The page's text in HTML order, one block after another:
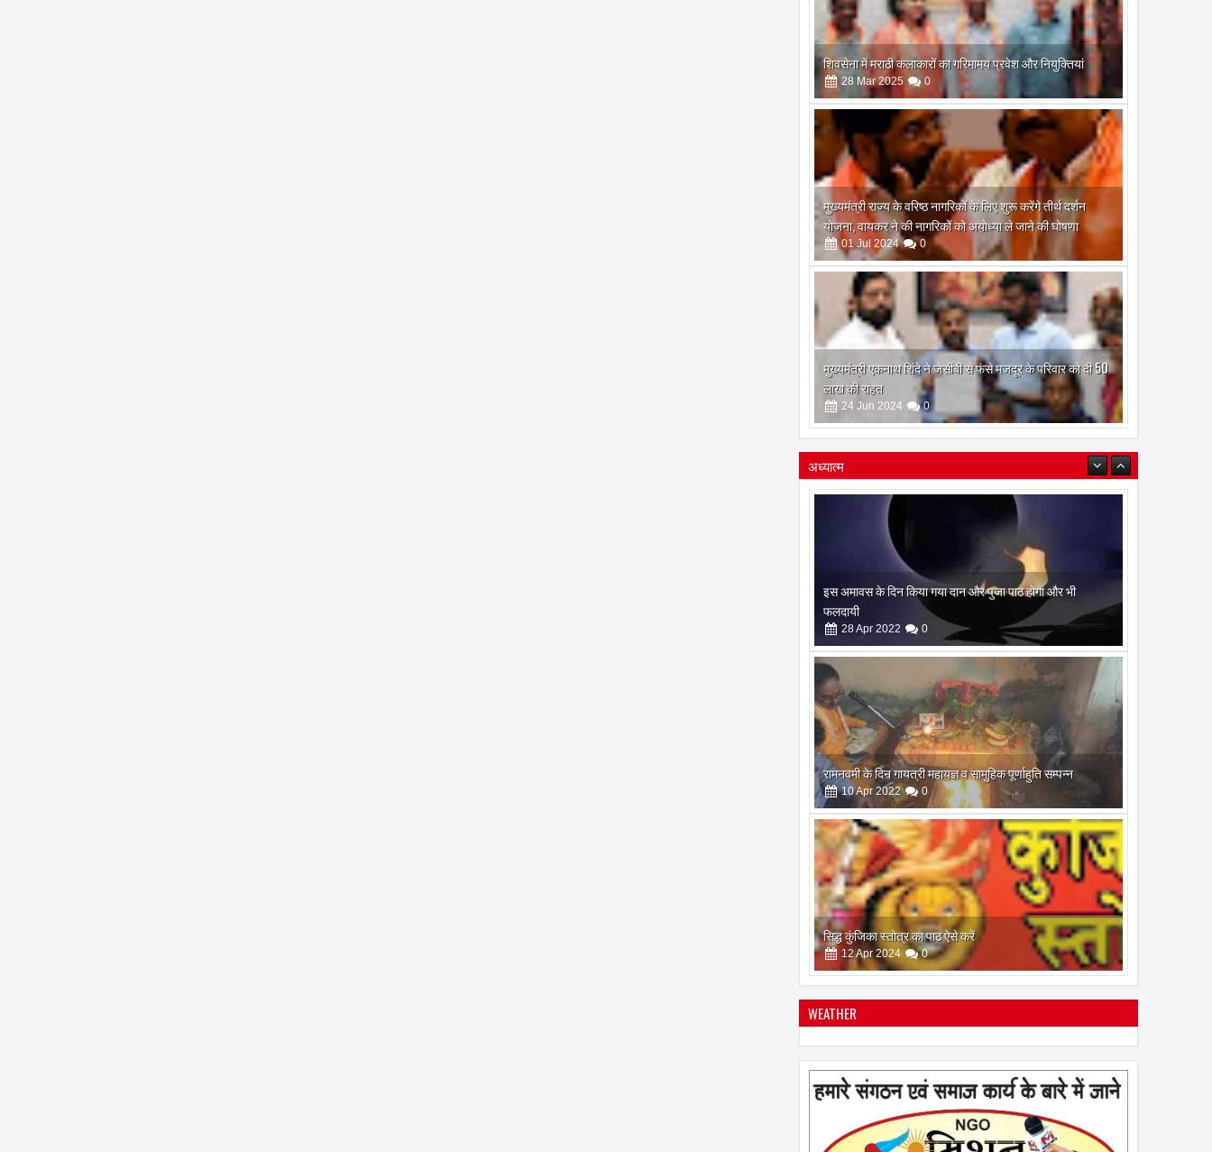
शिवसेना में मराठी कलाकारों का गरिमामय प्रवेश और नियुक्तियां
28 Mar 2025 0
मुख्यमंत्री राज्य के वरिष्ठ नागरिकों के लिए शुरू करेंगे तीर्थ दर्शन
योजना, वायकर ने की नागरिकों को अयोध्या ले जाने की घोषणा
01 Jul 2024 0
मुख्यमंत्री एकनाथ शिंदे ने जेसीबी से फंसे मजदूर के परिवार को दी 50
लाख की राहत
24 Jun 2024 0
अध्यात्म
रामनवमी के दिन गायत्री महायज्ञ व सामुहिक पूर्णाहुति सम्पन्न
10Apr 2022 0
सिद्ध कुंजिका स्तोत्र का पाठ ऐसे करें
12Apr 2024 0
स्त्रियां गुरु क्यों नही बन सकती
28Apr 2022 0
इस अमावस के दिन किया गया दान और पुजा पाठ होगा और भी
फलदायी
2022 0
WEATHER